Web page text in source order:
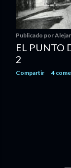
Publicado por
EL PUNTO
2
Compartir 4